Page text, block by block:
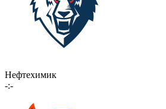
Нефтехимик
-:-